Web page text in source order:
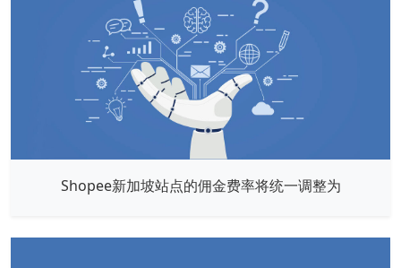
Shopee新加坡站点的佣金费率将统一调整为